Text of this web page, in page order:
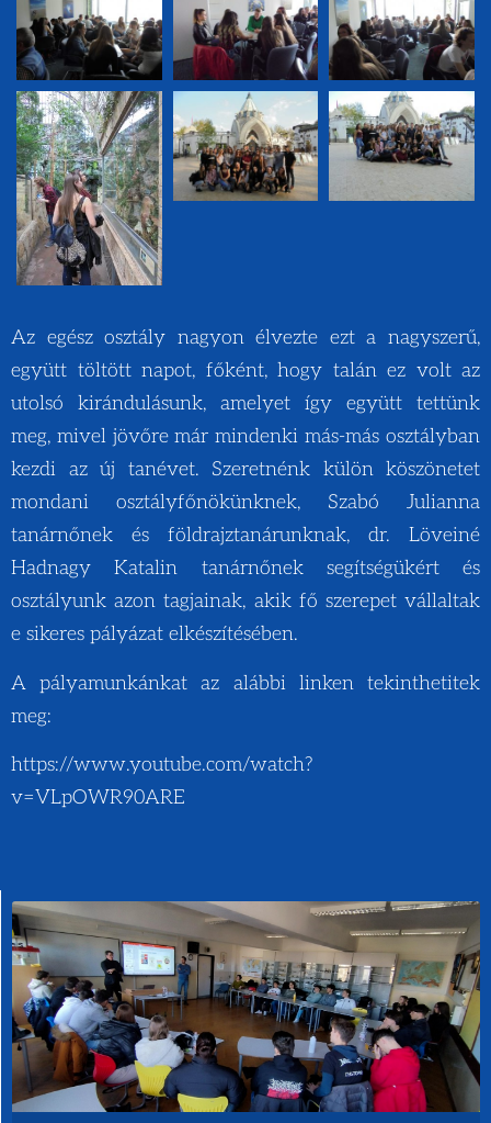
Az egész osztály nagyon élvezte ezt a nagyszerű,
együtt töltött napot, főként, hogy talán ez volt az
utolsó kirándulásunk, amelyet így együtt tettünk
meg, mivel jövőre már mindenki más-más osztályban
kezdi az új tanévet. Szeretnénk külön köszönetet
mondani osztályfőnökünknek, Szabó Julianna
tanárnőnek és földrajztanárunknak, dr. Löveiné
Hadnagy Katalin tanárnőnek segítségükért és
osztályunk azon tagjainak, akik fő szerepet vállaltak
e sikeres pályázat elkészítésében.
A pályamunkánkat az alábbi linken tekinthetitek
meg:
https://www.youtube.com/watch?
v=VLpOWR90ARE